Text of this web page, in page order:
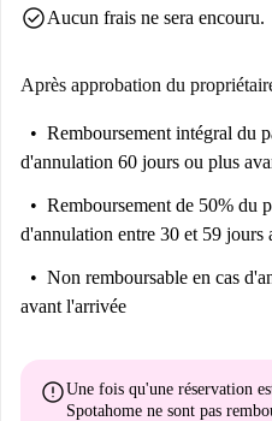
check_circleAucun frais ne sera encouru.
Après approbation du
Remboursement intégral du
d'annulation 60 jours ou plus
Remboursement de 50% du
d'annulation entre 30 et 59 jours
Non remboursable en cas
avant l'arrivée
errorUne fois qu'une réservation
Spotahome ne sont pas